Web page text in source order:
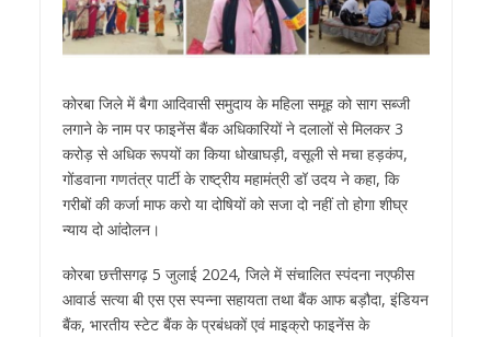
कोरबा जिले में बैगा आदिवासी समुदाय के महिला समूह को साग सब्जी
लगाने के नाम पर फाइनेंस बैंक अधिकारियों ने दलालों से मिलकर 3
करोड़ से अधिक रूपयों का किया धोखाघड़ी, वसूली से मचा हड़कंप,
गोंडवाना गणतंत्र पार्टी के राष्ट्रीय महामंत्री डॉ उदय ने कहा, कि
गरीबों की कर्जा माफ करो या दोषियों को सजा दो नहीं तो होगा शीघ्र
न्याय दो आंदोलन।
कोरबा छत्तीसगढ़ 5 जुलाई 2024, जिले में संचालित स्पंदना नएफीस
आवार्ड सत्या बी एस एस स्पन्ना सहायता तथा बैंक आफ बड़ौदा, इंडियन
बैंक, भारतीय स्टेट बैंक के प्रबंधकों एवं माइक्रो फाइनेंस के